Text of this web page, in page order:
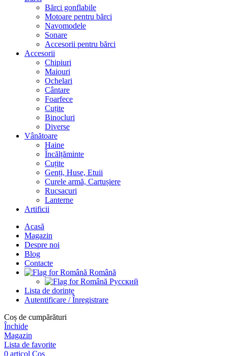
Bărci gonflabile
Motoare pentru bărci
Navomodele
Sonare
Accesorii pentru bărci
Accesorii
Chipiuri
Maiouri
Ochelari
Cântare
Foarfece
Cuțite
Binocluri
Diverse
Vânătoare
Haine
Încălțăminte
Cuțite
Genți, Huse, Etuii
Curele armă, Cartușiere
Rucsacuri
Lanterne
Artificii
Acasă
Magazin
Despre noi
Blog
Contacte
Română
Русский
Lista de dorințe
Autentificare / Înregistrare
Coș de cumpărături
Închide
Magazin
Lista de favorite
0 articol Coș